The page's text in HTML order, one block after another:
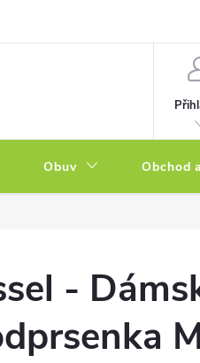
zboží Podmínky ochrany
Obuv Obchod
-
M